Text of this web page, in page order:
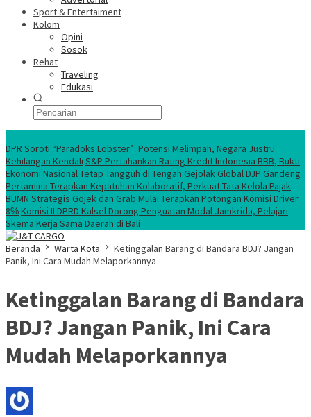
Sport & Entertaiment
Kolom
Opini
Sosok
Rehat
Traveling
Edukasi
DPR Soroti “Paradoks Lobster”: Potensi Melimpah, Negara Justru
Kehilangan Kendali S&P Pertahankan Rating Kredit Indonesia BBB, Bukti
Ekonomi Nasional Tetap Tangguh di Tengah Gejolak GlobalDJP Gandeng
Pertamina Terapkan Kepatuhan Kolaboratif, Perkuat Tata Kelola Pajak
BUMN Strategis Gojek dan Grab Mulai Terapkan Potongan Komisi Driver
8℅Komisi II DPRD Kalsel Dorong Penguatan Modal Jamkrida, Pelajari
Skema Kerja Sama Daerah di Bali
Beranda
Warta Kota
Ketinggalan Barang di Bandara BDJ? Jangan
Panik, Ini Cara Mudah Melaporkannya
Ketinggalan Barang di Bandara
BDJ? Jangan Panik, Ini Cara
Mudah Melaporkannya